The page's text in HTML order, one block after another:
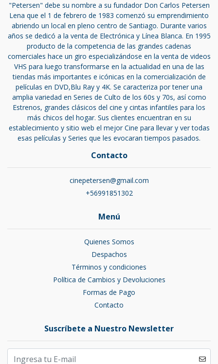
"Petersen" debe su nombre a su fundador Don Carlos Petersen
Lena que el 1 de febrero de 1983 comenzó su emprendimiento
abriendo un local en pleno centro de Santiago. Durante varios
años se dedicó a la venta de Electrónica y Línea Blanca. En 1995
producto de la competencia de las grandes cadenas
comerciales hace un giro especializándose en la venta de videos
VHS para luego transformarse en la actualidad en una de las
tiendas más importantes e icónicas en la comercialización de
películas en DVD,Blu Ray y 4K. Se caracteriza por tener una
amplia variedad en Series de Culto de los 60s y 70s, así como
Estrenos, grandes clásicos del cine y cintas infantiles para los
más chicos del hogar. Sus clientes encuentran en su
establecimiento y sitio web el mejor Cine para llevar y ver todas
esas películas y Series que les evocaran tiempos pasados.
Contacto
cinepetersen@gmail.com
+56991851302
Menú
Quienes Somos
Despachos
Términos y condiciones
Política de Cambios y Devoluciones
Formas de Pago
Contacto
Suscríbete a Nuestro Newsletter